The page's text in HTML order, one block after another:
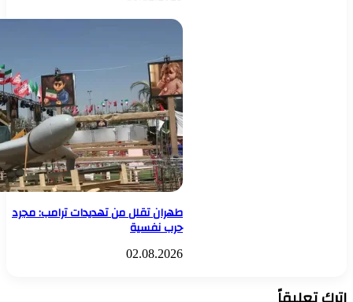
طهران تقلل من تهديدات ترامب: مجرد
حرب نفسية
02.08.2026